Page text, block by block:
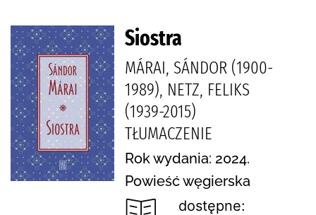
Siostra
MÁRAI, SÁNDOR (1900-
1989), NETZ, FELIKS
(1939-2015)
TŁUMACZENIE
Rok wydania: 2024.
Powieść węgierska
dostępne: